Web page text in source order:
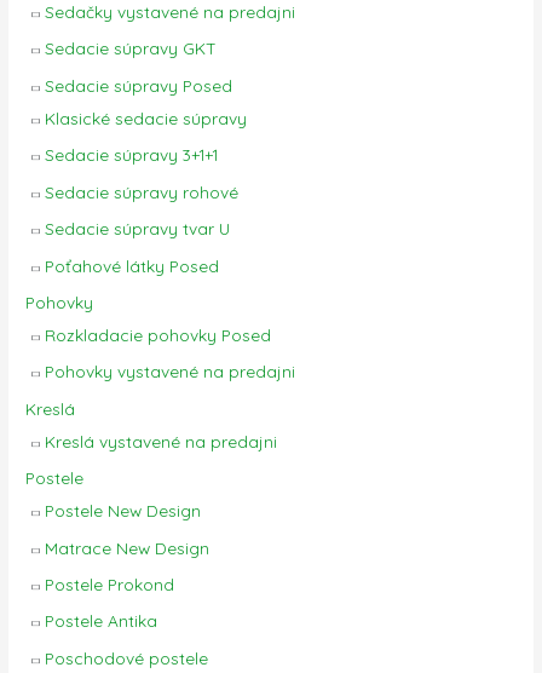
Sedačky vystavené na predajni
Sedacie súpravy GKT
Sedacie súpravy Posed
Klasické sedacie súpravy
Sedacie súpravy 3+1+1
Sedacie súpravy rohové
Sedacie súpravy tvar U
Poťahové látky Posed
Pohovky
Rozkladacie pohovky Posed
Pohovky vystavené na predajni
Kreslá
Kreslá vystavené na predajni
Postele
Postele New Design
Matrace New Design
Postele Prokond
Postele Antika
Poschodové postele